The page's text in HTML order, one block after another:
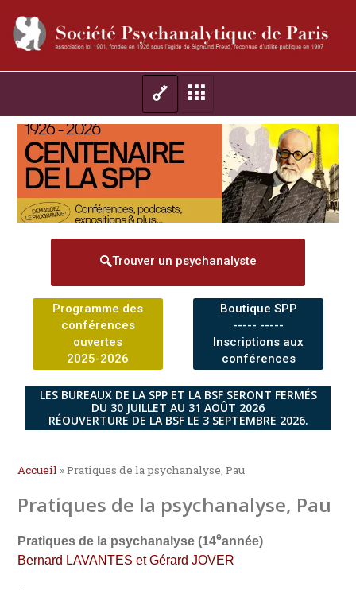
Trouver un psychanalyste
Programme des
conférences
ouvertes
2025-2026
Boutique SPP
----- -----
Inscriptions aux
conférences
LES BUREAUX DE LA SPP ET LA BSF SERONT FERMÉS
DU 30 JUILLET AU 31 AOÛT 2026
RÉOUVERTURE DE LA BSF LE 3 SEPTEMBRE 2026.
Accueil »Pratiques de la psychanalyse, Pau
Pratiques de la psychanalyse, Pau
Pratiques de la psychanalyse (14eannée)
Bernard LAVANTES et Gérard JOVER